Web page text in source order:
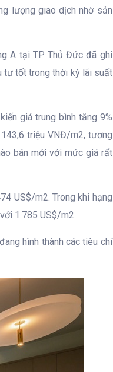
lượng giao dịch nhờ sản
A tại TP Thủ Đức đã ghi
tư tốt trong thời kỳ lãi suất
giá trung bình tăng 9%
triệu VNĐ/m2, tương
bán mới với mức giá rất
US$/m2. Trong khi hạng
1.785 US$/m2.
hình thành các tiêu chí